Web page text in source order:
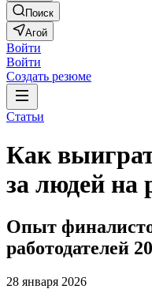
Поиск
Агой
Войти
Войти
Создать резюме
Статьи
Как
за людей на
Опыт
работодателей
28 января 2026